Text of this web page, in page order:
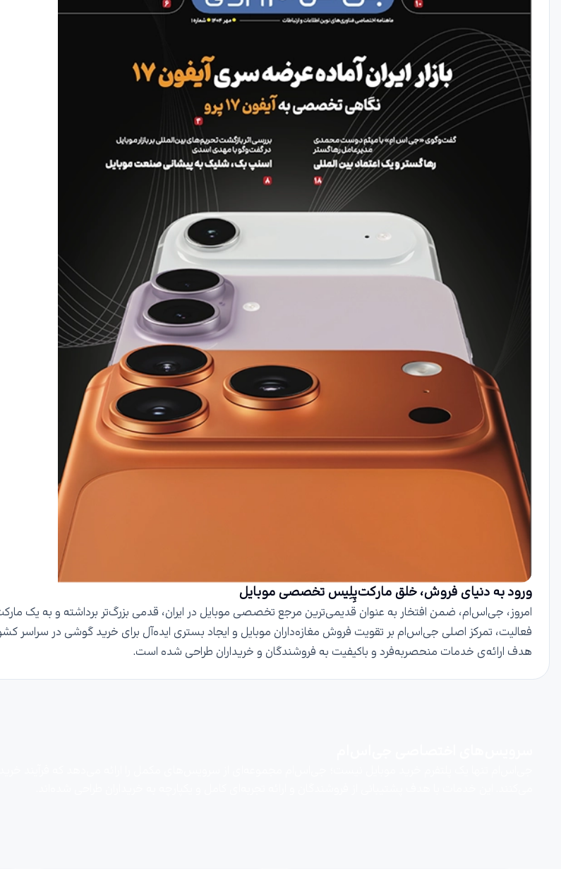
ورود به دنیای فروش، خلق مارکت‌پِلِیس تخصصی موبایل
فعالیت، تمرکز اصلی جی‌اس‌ام بر تقویت فروش مغازه‌داران موبایل و ایجاد بستری ایده‌آل برای خرید گوشی در سراسر
هدف ارائه‌ی خدمات منحصربه‌فرد و باکیفیت به فروشندگان و خریداران طراحی شده است.